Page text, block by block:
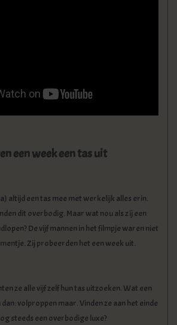
een week een tas uit
altijd een tas mee met werkelijk alles erin.
dit overbodig. Maar wat nou als zíj een
De vijf mannen in het filmpje waren niet
Zij probeerden het een week uit.
ze alle vijf zelf hun tas uitzoeken. Wat een
volproppen maar. Vinden ze aan het einde
steeds een overbodige luxe?